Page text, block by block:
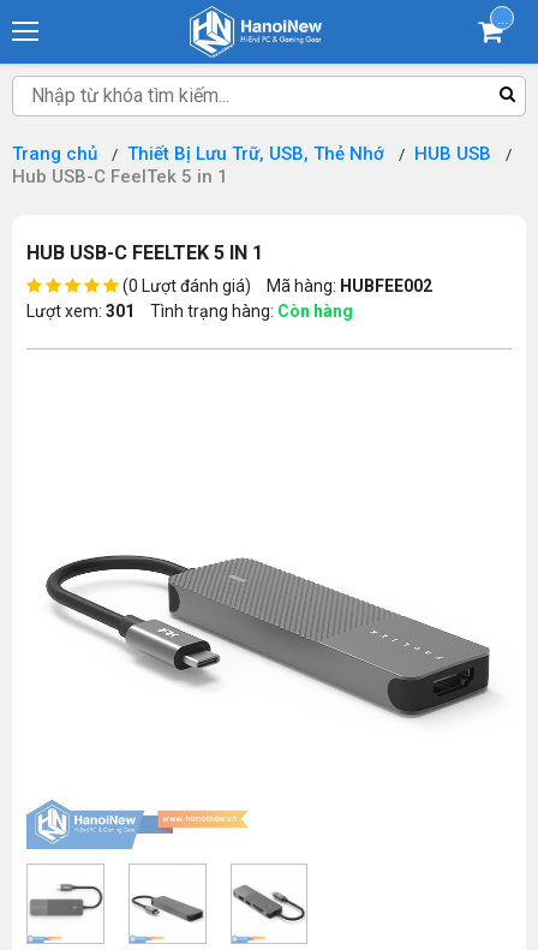
Trang chủ Thiết Bị Lưu Trữ, USB, Thẻ Nhớ
HUB USB
Hub USB-C FeelTek 5 in 1
HUB USB-C FEELTEK 5 IN 1
(0 Lượt đánh giá) Mã hàng: HUBFEE002
Lượt xem: 301 Tình trạng hàng: Còn hàng